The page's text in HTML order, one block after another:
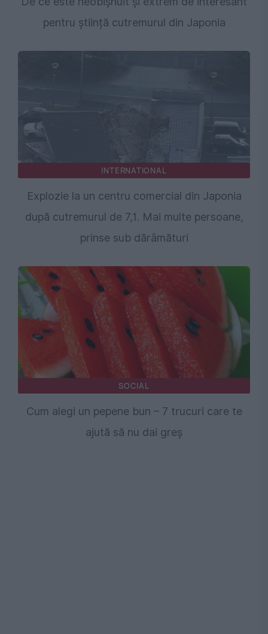
pentru știință cutremurul din Japonia
INTERNATIONAL
Explozie la un centru comercial din Japonia
după cutremurul de 7,1. Mai multe persoane,
prinse sub dărâmături
SOCIAL
Cum alegi un pepene bun – 7 trucuri care te
ajută să nu dai greș